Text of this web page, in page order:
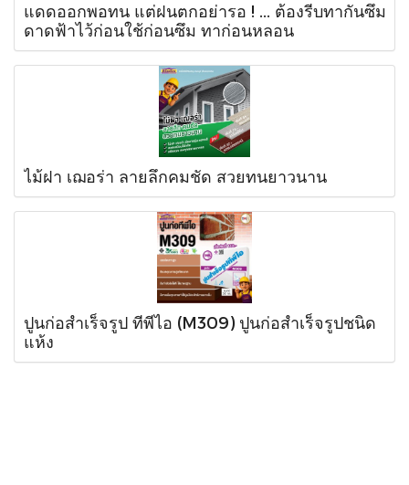
แดดออกพอทน แต่ฝนตกอย่ารอ ! ... ต้องรีบทากันซึม
ดาดฟ้าไว้ก่อนใช้ก่อนซึม ทาก่อนหลอน
ไม้ฝา เฌอร่า ลายลึกคมชัด สวยทนยาวนาน
ปูนก่อสำเร็จรูป ทีพีไอ (M309) ปูนก่อสำเร็จรูปชนิด
แห้ง